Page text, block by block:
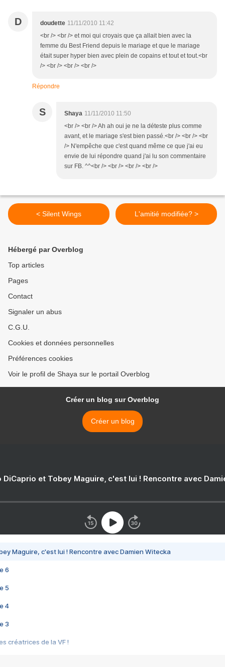
D doudette 11/11/2010 11:42
<br /> <br /> et moi qui croyais que ça allait bien avec la
femme du Best Friend depuis le mariage et que le mariage
était super hyper bien avec plein de copains et tout et tout.<br
/> <br /> <br /> <br />
Répondre
S Shaya 11/11/2010 11:50
<br /> <br /> Ah ah oui je ne la déteste plus comme
avant, et le mariage s'est bien passé.<br /> <br /> <br
/> N'empêche que c'est quand même ce que j'ai eu
envie de lui répondre quand j'ai lu son commentaire
sur FB. ^^<br /> <br /> <br /> <br />
< Silent Wings L'amitié modifiée? >
Hébergé par Overblog
Top articles
Pages
Contact
Signaler un abus
C.G.U.
Cookies et données personnelles
Préférences cookies
Voir le profil de Shaya sur le portail Overblog
Créer un blog sur Overblog
Créer un blog
DiCaprio et Tobey Maguire, c'est lui ! Rencontre avec
Maguire, c'est lui ! Rencontre avec Damien Witecka
6
5
4
3
créatrices de la VF !